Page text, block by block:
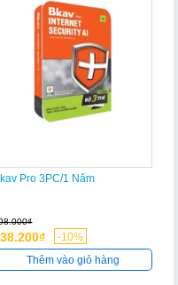
Pro 3PC/1 Năm
-10%
Thêm vào giỏ hàng